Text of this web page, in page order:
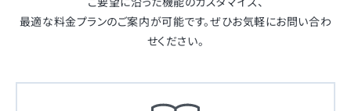
最適な料金プランのご案内が可能です。ぜひお気軽にお問い合わ
せください。